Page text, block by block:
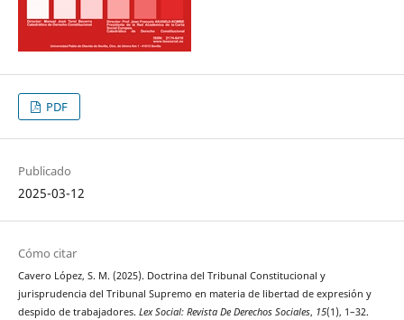
PDF
Publicado
2025-03-12
Cómo citar
Cavero López, S. M. (2025). Doctrina del Tribunal Constitucional y
jurisprudencia del Tribunal Supremo en materia de libertad de expresión y
despido de trabajadores. Lex Social: Revista De Derechos Sociales, 15(1), 1–32.